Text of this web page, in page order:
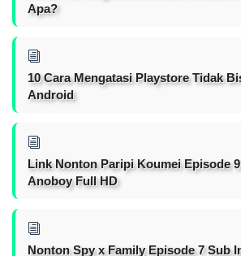
Apa?
10 Cara Mengatasi Playstore Tidak
Android
Link Nonton Paripi Koumei Episode
Anoboy Full HD
Nonton Spy x Family Episode 7 Sub